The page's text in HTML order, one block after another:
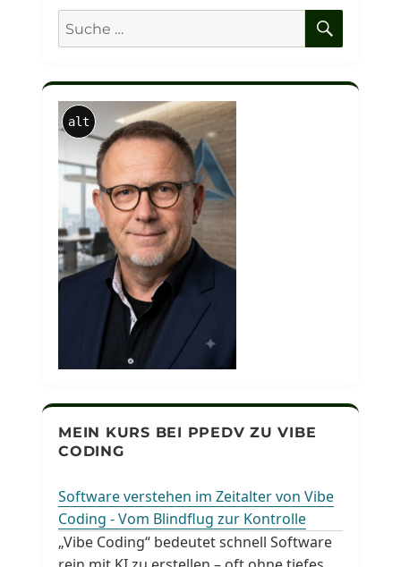
Suche
nach:
alt
MEIN KURS BEI PPEDV ZU VIBE
CODING
Software verstehen im Zeitalter von Vibe
Coding - Vom Blindflug zur Kontrolle
„Vibe Coding“ bedeutet schnell Software